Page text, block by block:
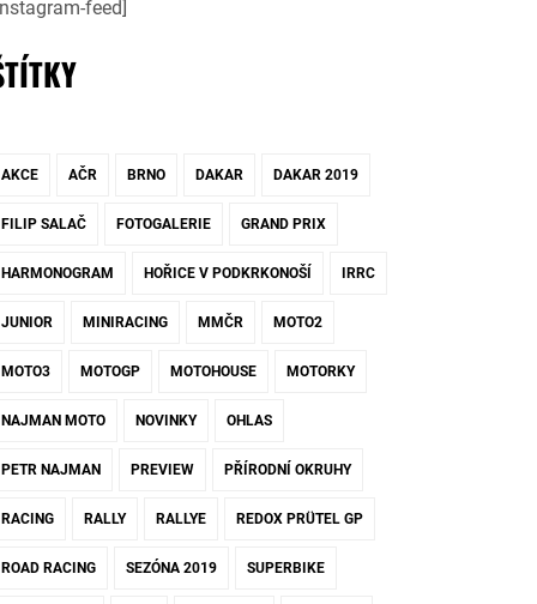
feed]
AKCE AČR BRNO DAKAR DAKAR 2019
FILIP SALAČ FOTOGALERIE GRAND PRIX
HARMONOGRAM HOŘICE V PODKRKONOŠÍ IRRC
JUNIOR MINIRACING MMČR MOTO2
MOTO3 MOTOGP MOTOHOUSE MOTORKY
NAJMAN MOTO NOVINKY OHLAS
PETR NAJMAN PREVIEW PŘÍRODNÍ OKRUHY
RACING RALLY RALLYE REDOX PRÜTEL GP
ROAD RACING SEZÓNA 2019 SUPERBIKE